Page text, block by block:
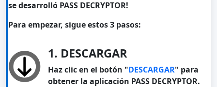
se desarrolló PASS DECRYPTOR!
Para empezar, sigue estos 3 pasos:
1. DESCARGAR
Haz clic en el botón "DESCARGAR" para
obtener la aplicación PASS DECRYPTOR.